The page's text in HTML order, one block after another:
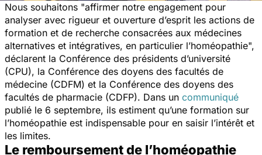
Nous souhaitons "affirmer notre engagement pour
analyser avec rigueur et ouverture d’esprit les actions de
formation et de recherche consacrées aux médecines
alternatives et intégratives, en particulier l’homéopathie",
déclarent la Conférence des présidents d’université
(CPU), la Conférence des doyens des facultés de
médecine (CDFM) et la Conférence des doyens des
facultés de pharmacie (CDFP). Dans un communiqué
publié le 6 septembre, ils estiment qu’une formation sur
l’homéopathie est indispensable pour en saisir l’intérêt et
les limites.
Le remboursement de l’homéopathie